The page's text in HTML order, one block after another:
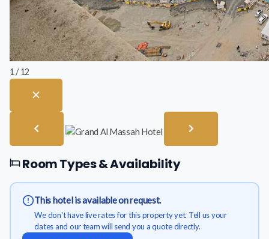
1 / 12
Room Types & Availability
This hotel is available on request.
We don't have live rates for this property yet. Tell us your
dates and our team will send you a quote directly.